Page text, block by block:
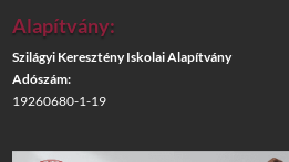
Alapítvány:
Szilágyi Keresztény Iskolai Alapítvány
Adószám:
19260680-1-19